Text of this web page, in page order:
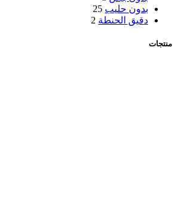
بدون حليب 25
دقيق الحنطة 2
منتجات